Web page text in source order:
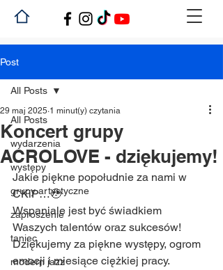
Post
All Posts
wydarzenia
występy
grupy artystyczne
zaproszenie
taniec
modern jazz
All Posts
Koncert grupy
ACROLOVE - dziękujemy!
29 maj 2025 1 minut(y) czytania
Jakie piękne popołudnie za nami w
CKiP…🥹
Wspaniale jest być świadkiem
Waszych talentów oraz sukcesów!
Dziękujemy za piękne występy, ogrom
emocji i miesiące ciężkiej pracy.